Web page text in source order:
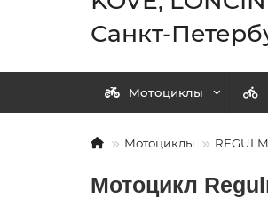
Мотоциклы
Мотоциклы
Мотоцикл